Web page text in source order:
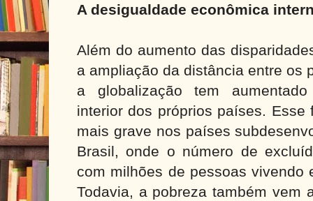
A desigualdade econômica
Além do aumento das
a ampliação da distância entre os
a globalização tem
interior dos próprios países. Esse
mais grave nos países
Brasil, onde o número de
com milhões de pessoas vivendo
Todavia, a pobreza também vem